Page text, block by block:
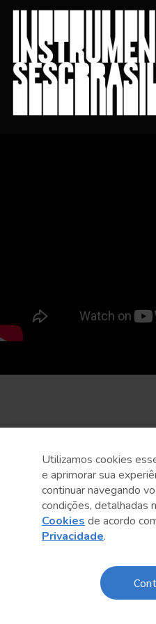
Utilizamos cookies
e aprimorar sua
continuar navegando
condições, detalhadas
Cookies de acordo
Privacidade.